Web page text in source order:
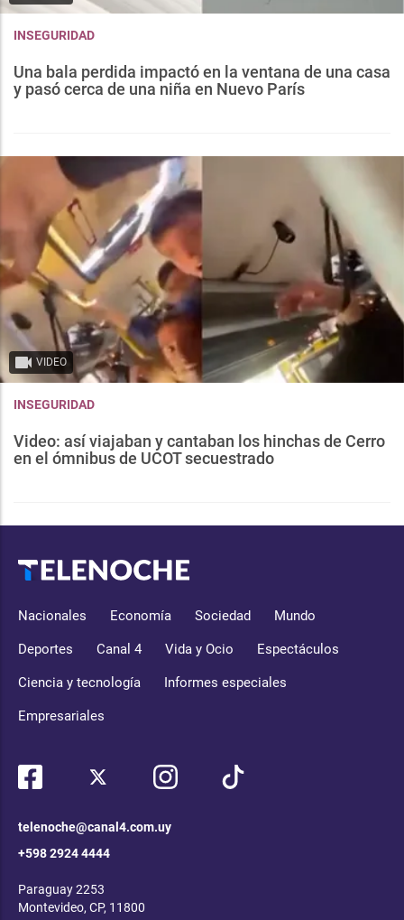
INSEGURIDAD
Una bala perdida impactó en la ventana de una casa
y pasó cerca de una niña en Nuevo París
VIDEO
INSEGURIDAD
Video: así viajaban y cantaban los hinchas de Cerro
en el ómnibus de UCOT secuestrado
Nacionales Economía Sociedad Mundo
Deportes Canal 4 Vida y Ocio Espectáculos
Ciencia y tecnología Informes especiales
Empresariales
telenoche@canal4.com.uy
+598 2924 4444
Paraguay 2253
Montevideo, CP, 11800